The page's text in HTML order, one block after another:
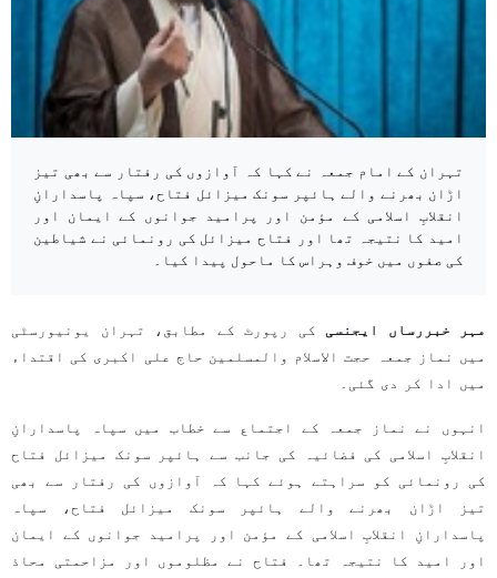
تہران کے امام جمعہ نے کہا کہ آوازوں کی رفتار سے بھی تیز
اڑان بھرنے والے ہائپر سونک میزائل فتاح، سپاہ پاسدارانِ
انقلابِ اسلامی کے مؤمن اور پرامید جوانوں کے ایمان اور
امید کا نتیجہ تھا اور فتاح میزائل کی رونمائی نے شیاطین
کی صفوں میں خوف وہراس کا ماحول پیدا کیا۔
مہر خبررساں ایجنسی کی رپورٹ کے مطابق، تہران یونیورسٹی
میں نماز جمعہ حجت الاسلام والمسلمین حاج علی اکبری کی اقتداء
میں ادا کر دی گئی۔
انہوں نے نماز جمعہ کے اجتماع سے خطاب میں سپاہ پاسدارانِ
انقلابِ اسلامی کی فضائیہ کی جانب سے ہائپر سونک میزائل فتاح
کی رونمائی کو سراہتے ہوئے کہا کہ آوازوں کی رفتار سے بھی
تیز اڑان بھرنے والے ہائپر سونک میزائل فتاح، سپاہ
پاسدارانِ انقلابِ اسلامی کے مؤمن اور پرامید جوانوں کے ایمان
اور امید کا نتیجہ تھا۔ فتاح نے مظلوموں اور مزاحمتی محاذ